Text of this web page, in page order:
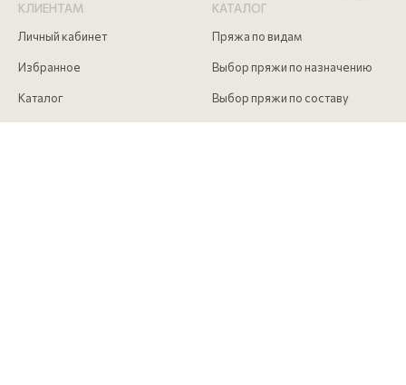
КЛИЕНТАМ
Личный кабинет
Избранное
Каталог
КАТАЛОГ
Пряжа по видам
Выбор пряжи по назначению
Выбор пряжи по составу